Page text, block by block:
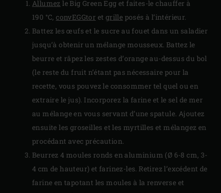
Allumez le Big Green Egg et faites-le chauffer à
190 °C,convEGGtor et grille posés à l’intérieur.
Battez les œufs et le sucre au fouet dans un saladier
jusqu’à obtenir un mélange mousseux. Battez le
beurre et râpez les zestes d’orange au-dessus du bol
(le reste du fruit n’étant pas nécessaire pour la
recette, vous pouvez le consommer tel quel ou en
extraire le jus). Incorporez la farine et le sel de mer
au mélange en vous servant d’une spatule. Ajoutez
ensuite les groseilles et les myrtilles et mélangez en
procédant avec précaution.
Beurrez 4 moules ronds en aluminium (Ø 6-8 cm, 3-
4 cm de hauteur) et farinez-les. Retirez l’excédent de
farine en tapotant les moules à la renverse et